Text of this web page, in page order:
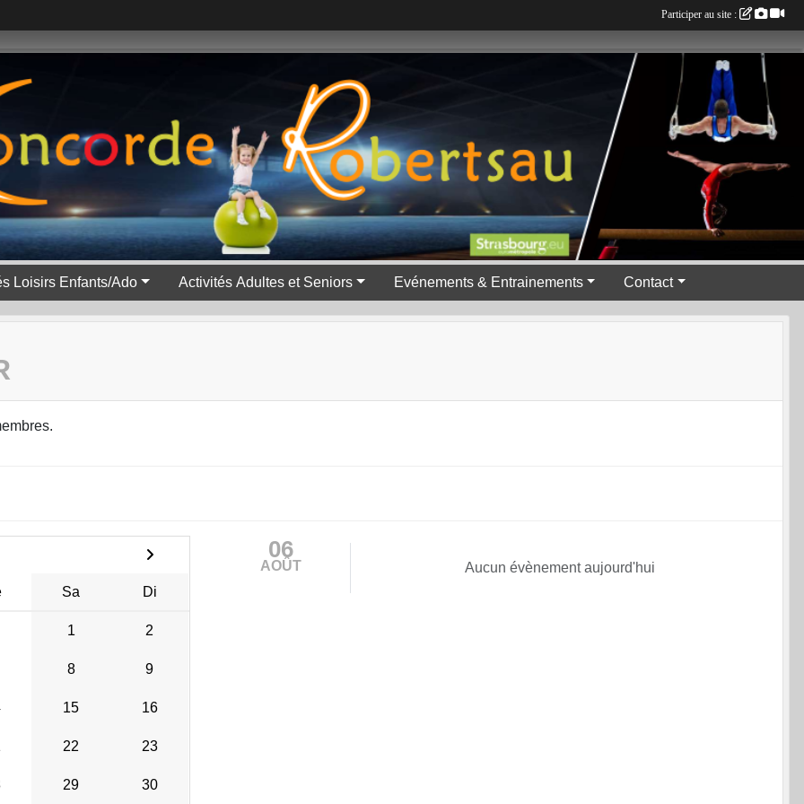
Loisirs Enfants/Ado Activités Adultes et Seniors Evénements & Entrainements Contact
Sa Di
1 2
8 9
15 16
22 23
29 30
06
AOÛT Aucun évènement aujourd'hui
Participer au site :